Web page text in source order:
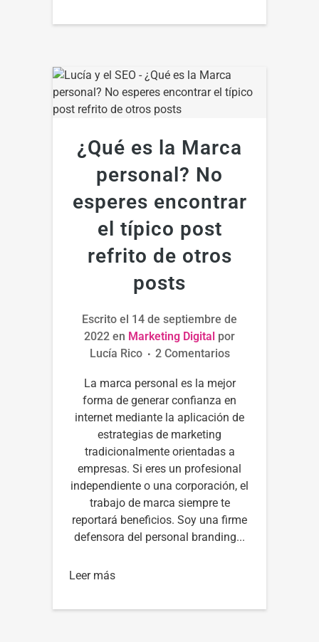
¿Qué es la Marca
personal? No
esperes encontrar
el típico post
refrito de otros
posts
Escrito el 14 de septiembre de
2022 en Marketing Digital por
Lucía Rico
2 Comentarios
La marca personal es la mejor
forma de generar confianza en
internet mediante la aplicación de
estrategias de marketing
tradicionalmente orientadas a
empresas. Si eres un profesional
independiente o una corporación, el
trabajo de marca siempre te
reportará beneficios. Soy una firme
defensora del personal branding...
Leer más